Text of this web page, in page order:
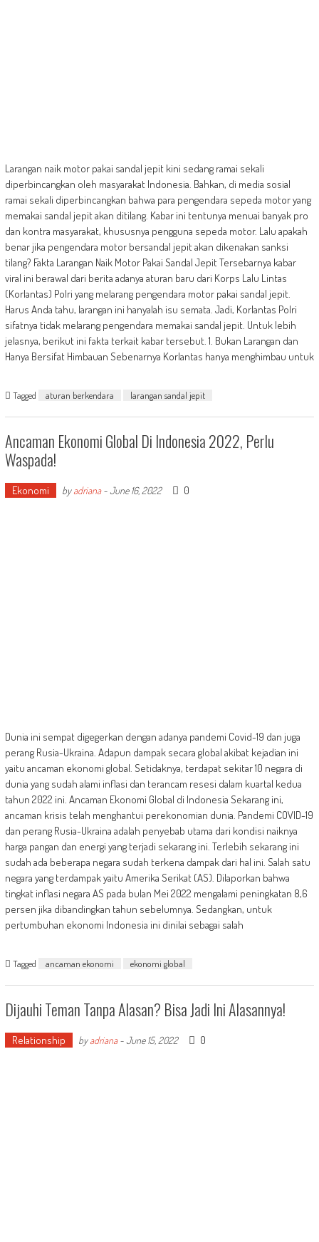
Larangan naik motor pakai sandal jepit kini sedang ramai sekali
diperbincangkan oleh masyarakat Indonesia. Bahkan, di media sosial
ramai sekali diperbincangkan bahwa para pengendara sepeda motor yang
memakai sandal jepit akan ditilang. Kabar ini tentunya menuai banyak pro
dan kontra masyarakat, khususnya pengguna sepeda motor. Lalu apakah
benar jika pengendara motor bersandal jepit akan dikenakan sanksi
tilang? Fakta Larangan Naik Motor Pakai Sandal Jepit Tersebarnya kabar
viral ini berawal dari berita adanya aturan baru dari Korps Lalu Lintas
(Korlantas) Polri yang melarang pengendara motor pakai sandal jepit.
Harus Anda tahu, larangan ini hanyalah isu semata. Jadi, Korlantas Polri
sifatnya tidak melarang pengendara memakai sandal jepit. Untuk lebih
jelasnya, berikut ini fakta terkait kabar tersebut. 1. Bukan Larangan dan
Hanya Bersifat Himbauan Sebenarnya Korlantas hanya menghimbau untuk
Tagged aturan berkendara larangan sandal jepit
Ancaman Ekonomi Global Di Indonesia 2022, Perlu
Waspada!
Ekonomi byadriana-June 16, 2022 0
Dunia ini sempat digegerkan dengan adanya pandemi Covid-19 dan juga
perang Rusia-Ukraina. Adapun dampak secara global akibat kejadian ini
yaitu ancaman ekonomi global. Setidaknya, terdapat sekitar 10 negara di
dunia yang sudah alami inflasi dan terancam resesi dalam kuartal kedua
tahun 2022 ini. Ancaman Ekonomi Global di Indonesia Sekarang ini,
ancaman krisis telah menghantui perekonomian dunia. Pandemi COVID-19
dan perang Rusia-Ukraina adalah penyebab utama dari kondisi naiknya
harga pangan dan energi yang terjadi sekarang ini. Terlebih sekarang ini
sudah ada beberapa negara sudah terkena dampak dari hal ini. Salah satu
negara yang terdampak yaitu Amerika Serikat (AS). Dilaporkan bahwa
tingkat inflasi negara AS pada bulan Mei 2022 mengalami peningkatan 8,6
persen jika dibandingkan tahun sebelumnya. Sedangkan, untuk
pertumbuhan ekonomi Indonesia ini dinilai sebagai salah
Tagged ancaman ekonomi ekonomi global
Dijauhi Teman Tanpa Alasan? Bisa Jadi Ini Alasannya!
Relationship byadriana-June 15, 2022 0